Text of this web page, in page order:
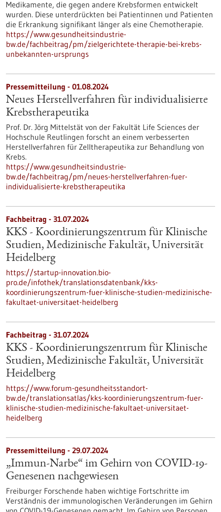
Medikamente, die gegen andere Krebsformen entwickelt
wurden. Diese unterdrückten bei Patientinnen und Patienten
die Erkrankung signifikant länger als eine Chemotherapie.
https://www.gesundheitsindustrie-
bw.de/fachbeitrag/pm/zielgerichtete-therapie-bei-krebs-
unbekannten-ursprungs
Pressemitteilung - 01.08.2024
Neues Herstellverfahren für individualisierte
Krebstherapeutika
Prof. Dr. Jörg Mittelstät von der Fakultät Life Sciences der
Hochschule Reutlingen forscht an einem verbesserten
Herstellverfahren für Zelltherapeutika zur Behandlung von
Krebs.
https://www.gesundheitsindustrie-
bw.de/fachbeitrag/pm/neues-herstellverfahren-fuer-
individualisierte-krebstherapeutika
Fachbeitrag - 31.07.2024
KKS - Koordinierungszentrum für Klinische
Studien, Medizinische Fakultät, Universität
Heidelberg
https://startup-innovation.bio-
pro.de/infothek/translationsdatenbank/kks-
koordinierungszentrum-fuer-klinische-studien-medizinische-
fakultaet-universitaet-heidelberg
Fachbeitrag - 31.07.2024
KKS - Koordinierungszentrum für Klinische
Studien, Medizinische Fakultät, Universität
Heidelberg
https://www.forum-gesundheitsstandort-
bw.de/translationsatlas/kks-koordinierungszentrum-fuer-
klinische-studien-medizinische-fakultaet-universitaet-
heidelberg
Pressemitteilung - 29.07.2024
„Immun-Narbe“ im Gehirn von COVID-19-
Genesenen nachgewiesen
Freiburger Forschende haben wichtige Fortschritte im
Verständnis der immunologischen Veränderungen im Gehirn